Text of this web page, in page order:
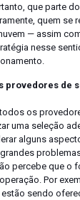
que parte
quem se
— assim
nesse
provedores de
os
uma seleção
alguns
percebe que o
Por
sendo